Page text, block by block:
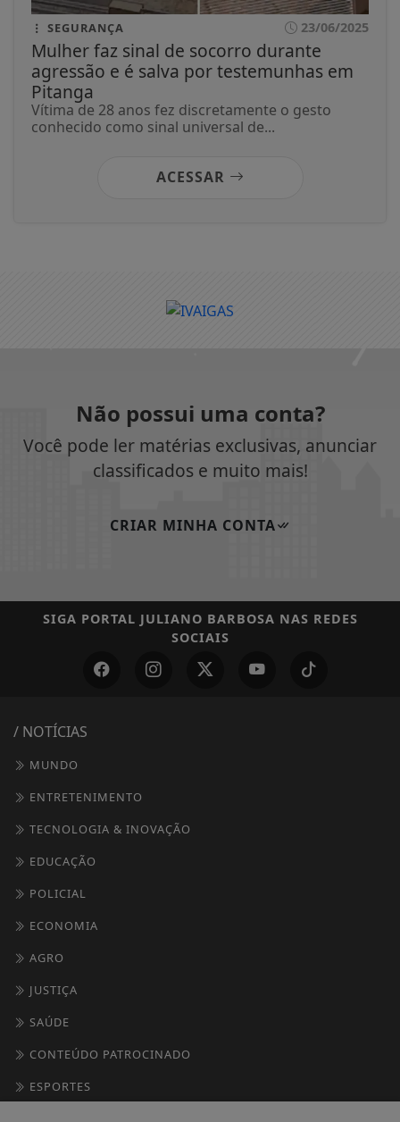
SEGURANÇA 23/06/2025
Mulher faz sinal de socorro durante
agressão e é salva por testemunhas em
Pitanga
Vítima de 28 anos fez discretamente o gesto
conhecido como sinal universal de...
ACESSAR
Não possui uma conta?
Você pode ler matérias exclusivas, anunciar
classificados e muito mais!
CRIAR MINHA CONTA
SIGA PORTAL JULIANO BARBOSA NAS REDES
SOCIAIS
/ NOTÍCIAS
MUNDO
ENTRETENIMENTO
TECNOLOGIA & INOVAÇÃO
EDUCAÇÃO
POLICIAL
ECONOMIA
AGRO
JUSTIÇA
SAÚDE
CONTEÚDO PATROCINADO
ESPORTES